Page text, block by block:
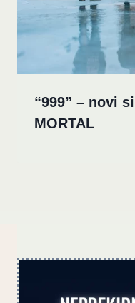
“999” – novi
MORTAL